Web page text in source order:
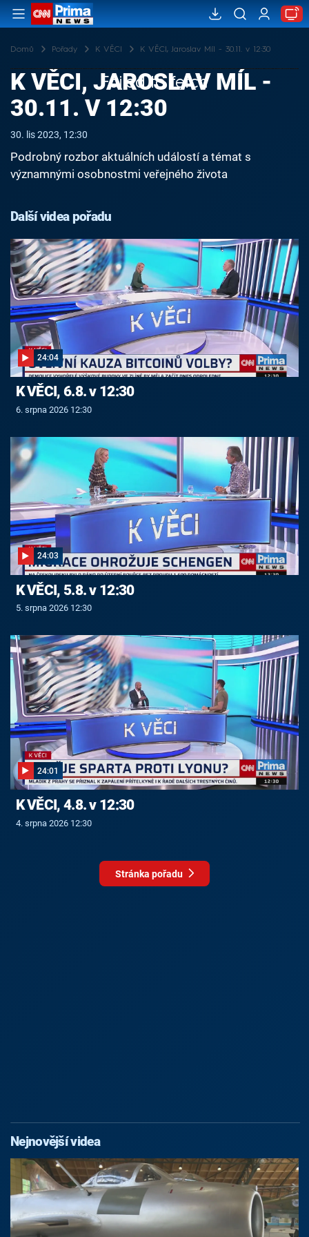
Domů Pořady K VĚCI K VĚCI, Jaroslav Míl - 30.11. v 12:30
Failed to fetch
K VĚCI, JAROSLAV MÍL -
30.11. V 12:30
30. lis 2023, 12:30
Podrobný rozbor aktuálních událostí a témat s
významnými osobnostmi veřejného života
Další videa pořadu
24:04
K VĚCI, 6.8. v 12:30
6. srpna 2026 12:30
24:03
K VĚCI, 5.8. v 12:30
5. srpna 2026 12:30
24:01
K VĚCI, 4.8. v 12:30
4. srpna 2026 12:30
Stránka pořadu
Nejnovější videa